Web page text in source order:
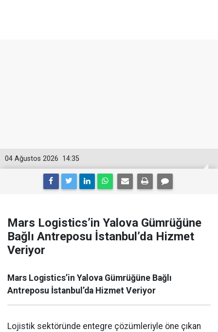
14:35
04 Ağustos 2026
Mars Logistics’in Yalova Gümrüğüne
Bağlı Antreposu İstanbul’da Hizmet
Veriyor
Mars Logistics’in Yalova Gümrüğüne Bağlı
Antreposu İstanbul’da Hizmet Veriyor
Lojistik sektöründe entegre çözümleriyle öne çıkan